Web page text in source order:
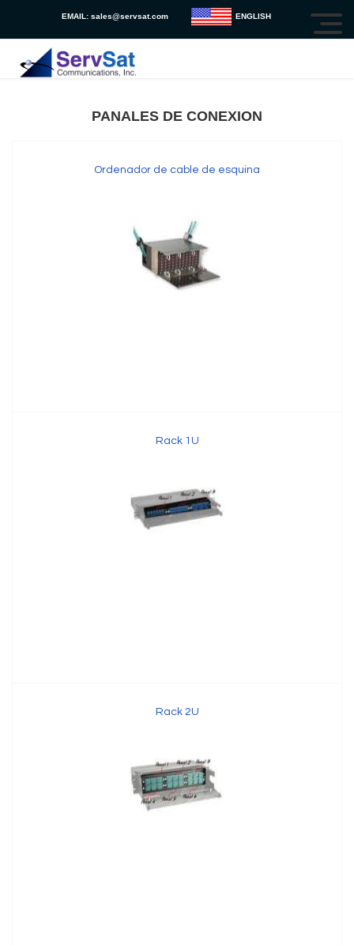
EMAIL: sales@servsat.com ENGLISH
PANALES DE CONEXION
Ordenador de cable de esquina
Rack 1U
Rack 2U